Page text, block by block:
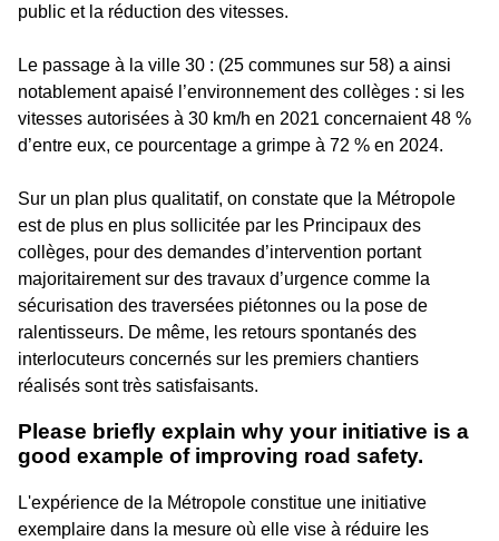
public et la réduction des vitesses.
Le passage à la ville 30 : (25 communes sur 58) a ainsi
notablement apaisé l’environnement des collèges : si les
vitesses autorisées à 30 km/h en 2021 concernaient 48 %
d’entre eux, ce pourcentage a grimpe à 72 % en 2024.
Sur un plan plus qualitatif, on constate que la Métropole
est de plus en plus sollicitée par les Principaux des
collèges, pour des demandes d’intervention portant
majoritairement sur des travaux d’urgence comme la
sécurisation des traversées piétonnes ou la pose de
ralentisseurs. De même, les retours spontanés des
interlocuteurs concernés sur les premiers chantiers
réalisés sont très satisfaisants.
Please briefly explain why your initiative is a
good example of improving road safety.
L'expérience de la Métropole constitue une initiative
exemplaire dans la mesure où elle vise à réduire les